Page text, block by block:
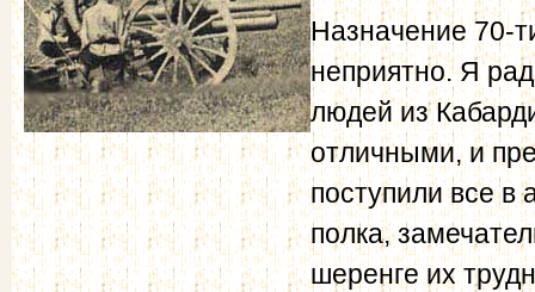
Назначение 70-
неприятно. Я
людей из
отличными, и
поступили все в
полка,
шеренге их